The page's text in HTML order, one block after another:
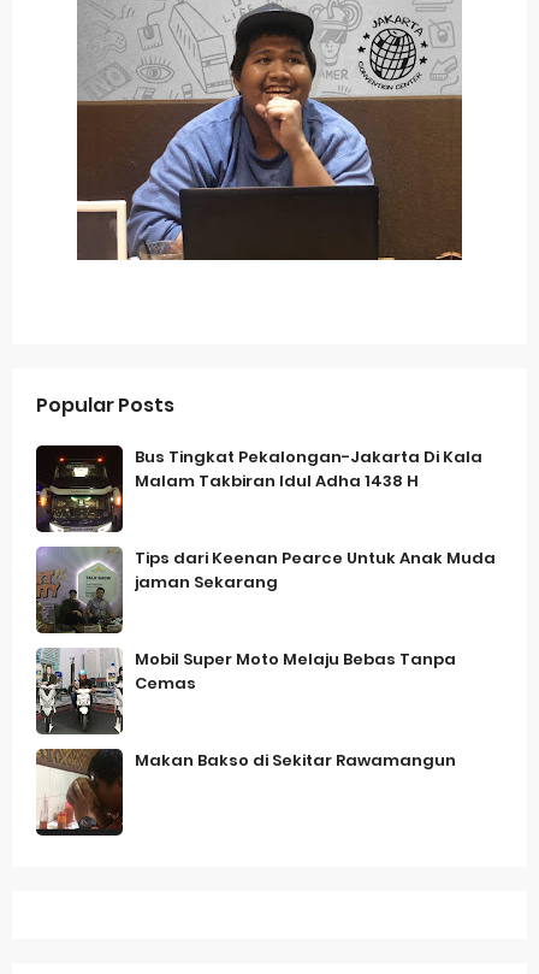
Popular Posts
Bus Tingkat Pekalongan-Jakarta Di Kala
Malam Takbiran Idul Adha 1438 H
Tips dari Keenan Pearce Untuk Anak Muda
jaman Sekarang
Mobil Super Moto Melaju Bebas Tanpa
Cemas
Makan Bakso di Sekitar Rawamangun